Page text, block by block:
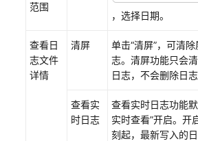
实
践
范围
，选择日期。
查看日
志文件
详情
清屏
单击“清屏”，可清
志。清屏功能只会
日志，不会删除日志
查看实
时日志
查看实时日志功能
实时查看”开启。开
刻起，最新写入的